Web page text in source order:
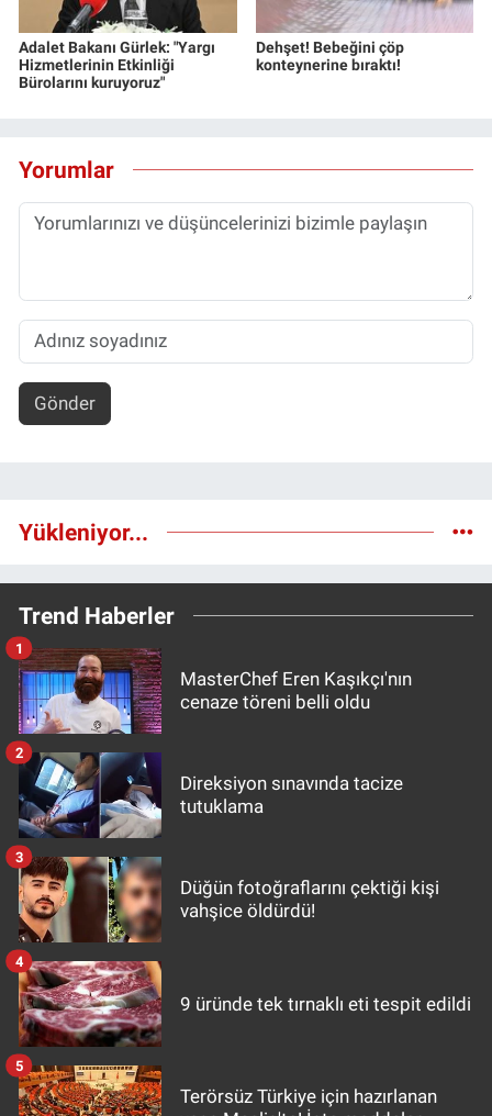
Adalet Bakanı Gürlek: "Yargı
Hizmetlerinin Etkinliği
Bürolarını kuruyoruz"
Dehşet! Bebeğini çöp
konteynerine bıraktı!
Yorumlar
Gönder
Yükleniyor...
Trend Haberler
MasterChef Eren Kaşıkçı'nın
cenaze töreni belli oldu
1
Direksiyon sınavında tacize
tutuklama
2
Düğün fotoğraflarını çektiği kişi
vahşice öldürdü!
3
9 üründe tek tırnaklı eti tespit edildi
4
Terörsüz Türkiye için hazırlanan
5